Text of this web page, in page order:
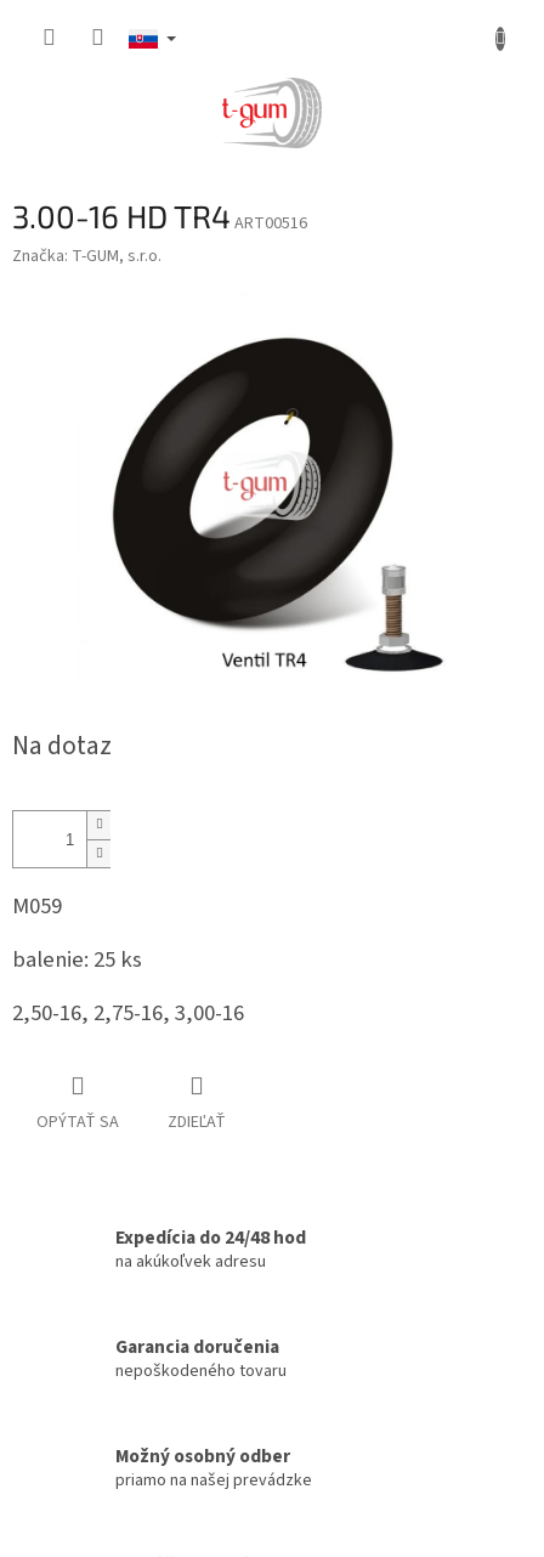
3.00-16 HD TR4 ART00516
Značka: T-GUM, s.r.o.
Na dotaz
M059
balenie: 25 ks
2,50-16, 2,75-16, 3,00-16
OPÝTAŤ SA ZDIEĽAŤ
Expedícia do 24/48 hod
na akúkoľvek adresu
Garancia doručenia
nepoškodeného tovaru
Možný osobný odber
priamo na našej prevádzke